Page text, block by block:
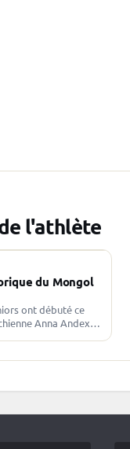
l'athlète
du Mongol
ont débuté ce
Anna Andexer